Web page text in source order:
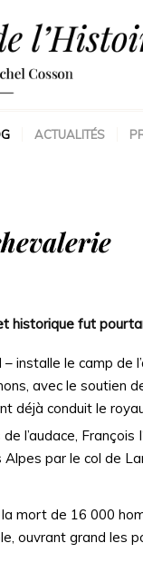
ACTUALITÉS
historique fut
installe le camp de
avec le soutien
déjà conduit le
l’audace, François I
par le col de
mort de 16 000
ouvrant grand les